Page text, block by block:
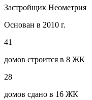
Застройщик Неометрия
Основан в 2010 г.
41
домов строится в 8 ЖК
28
домов сдано в 16 ЖК